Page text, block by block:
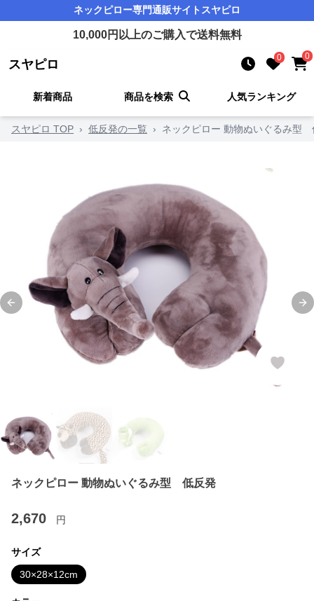
ネックピロー専門通販サイト スヤピロ
10,000円以上のご購入で送料無料
スヤピロ 0 0
新着商品 商品を検索 人気ランキング
スヤピロ TOP › 低反発の一覧 › ネックピロー 動物ぬいぐるみ型
Previous slide
ネックピロー 動物ぬいぐるみ型 低反発
2,670 円
サイズ
30×28×12cm